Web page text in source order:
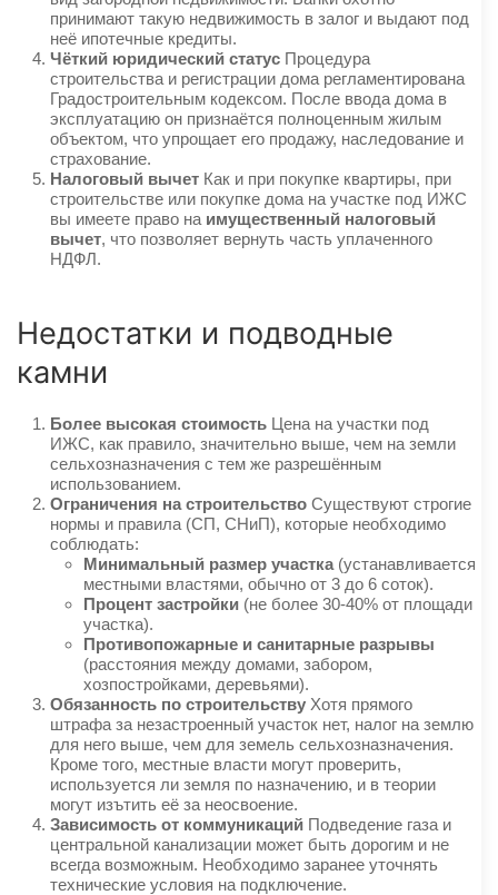
принимают такую недвижимость в залог и выдают под
неё ипотечные кредиты.
Чёткий юридический статус Процедура
строительства и регистрации дома регламентирована
Градостроительным кодексом. После ввода дома в
эксплуатацию он признаётся полноценным жилым
объектом, что упрощает его продажу, наследование и
страхование.
Налоговый вычет Как и при покупке квартиры, при
строительстве или покупке дома на участке под ИЖС
вы имеете право на имущественный налоговый
вычет, что позволяет вернуть часть уплаченного
НДФЛ.
Недостатки и подводные
камни
Более высокая стоимость Цена на участки под
ИЖС, как правило, значительно выше, чем на земли
сельхозназначения с тем же разрешённым
использованием.
Ограничения на строительство Существуют строгие
нормы и правила (СП, СНиП), которые необходимо
соблюдать:
Минимальный размер участка (устанавливается
местными властями, обычно от 3 до 6 соток).
Процент застройки (не более 30-40% от площади
участка).
Противопожарные и санитарные разрывы
(расстояния между домами, забором,
хозпостройками, деревьями).
Обязанность по строительству Хотя прямого
штрафа за незастроенный участок нет, налог на землю
для него выше, чем для земель сельхозназначения.
Кроме того, местные власти могут проверить,
используется ли земля по назначению, и в теории
могут изътить её за неосвоение.
Зависимость от коммуникаций Подведение газа и
центральной канализации может быть дорогим и не
всегда возможным. Необходимо заранее уточнять
технические условия на подключение.